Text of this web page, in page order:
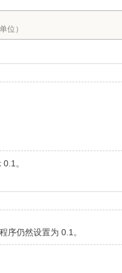
位）
。
序仍然设置为 0.1。